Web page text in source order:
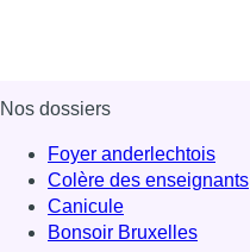
Nos dossiers
Foyer anderlechtois
Colère des enseignants
Canicule
Bonsoir Bruxelles